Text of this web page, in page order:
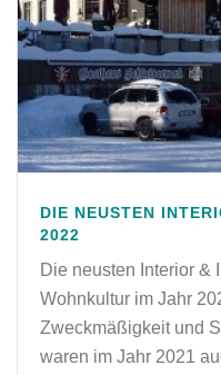
DIE NEUSTEN
2022
Die neusten Interior &
Wohnkultur im Jahr
Zweckmäßigkeit und
waren im Jahr 2021